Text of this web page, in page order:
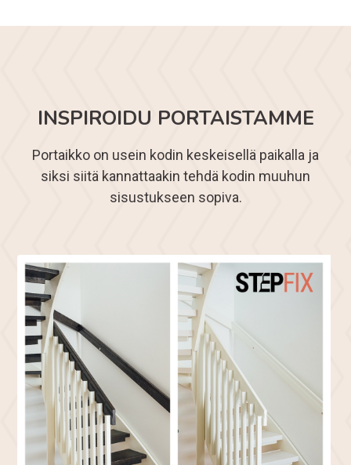
INSPIROIDU PORTAISTAMME
Portaikko on usein kodin keskeisellä paikalla ja
siksi siitä kannattaakin tehdä kodin muuhun
sisustukseen sopiva.